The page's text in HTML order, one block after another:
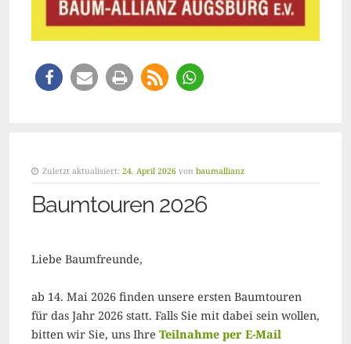
Zuletzt aktualisiert: 24. April 2026 von baumallianz
Baumtouren 2026
Liebe Baumfreunde,
ab 14. Mai 2026 finden unsere ersten Baumtouren
für das Jahr 2026 statt. Falls Sie mit dabei sein wollen,
bitten wir Sie, uns Ihre Teilnahme per E-Mail